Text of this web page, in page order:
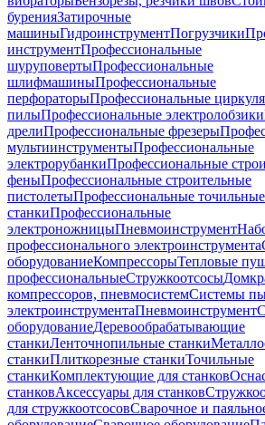
буренияЗатирочные
машиныГидроинструментПогрузчики
инструментПрофессиональные
шуруповертыПрофессиональные
шлифмашиныПрофессиональные
перфораторыПрофессиональные
пилыПрофессиональные электролобзики
дрелиПрофессиональные фрезеры
мультиинструментыПрофессиональные
электрорубанкиПрофессиональные
феныПрофессиональные строительные
пистолетыПрофессиональные точильные
станкиПрофессиональные
электроножницыПневмоинструмент
профессионального электроинструмента
оборудованиеКомпрессорыТепловые
профессиональныеСтружкоотсосы
компрессоров, пневмосистемСистемы
электроинструментаПневмоинструмент
оборудованиеДеревообрабатывающие
станкиЛенточнопильные станки
станкиПлиткорезные станкиТочильные
станкиКомплектующие для станков
станковАксессуары для станков
для стружкоотсосовСварочное и